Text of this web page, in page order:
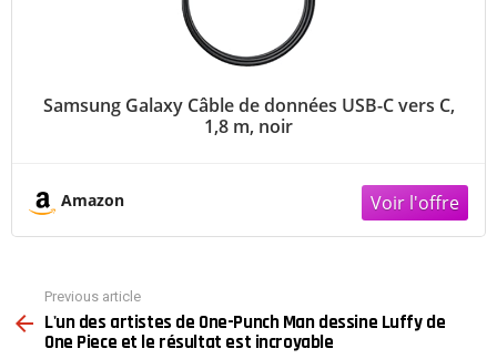
Samsung Galaxy Câble de données USB-C vers C,
1,8 m, noir
Amazon
more
Previous article
L'un des artistes de One-Punch Man dessine Luffy de
One Piece et le résultat est incroyable